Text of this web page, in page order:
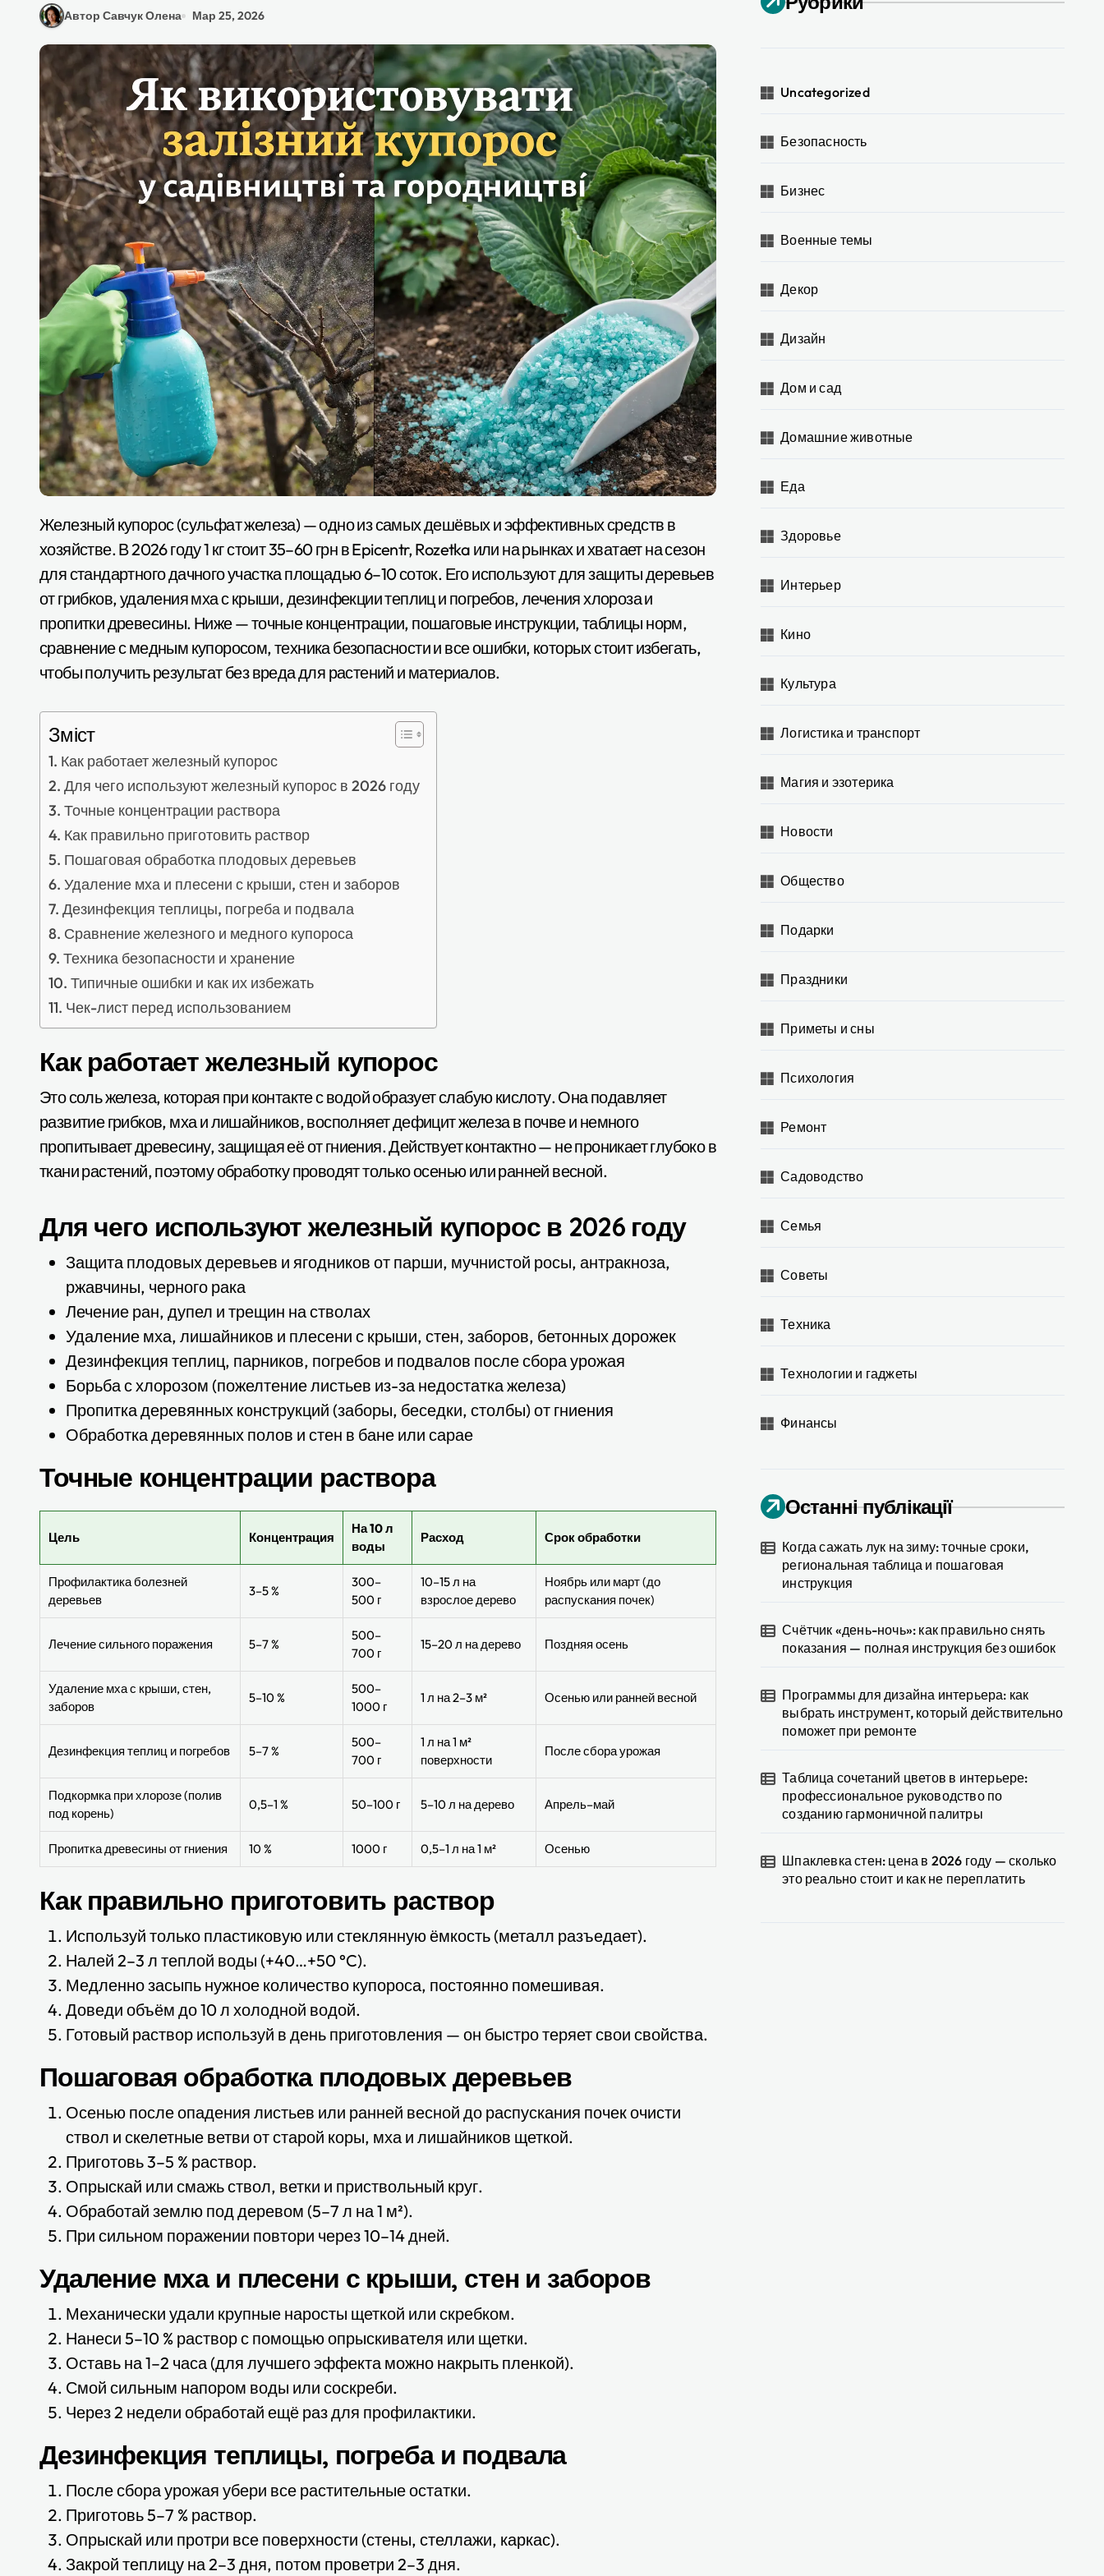
Автор Савчук Олена Мар 25, 2026
Железный купорос (сульфат железа) — одно из самых дешёвых и эффективных средств в
хозяйстве. В 2026 году 1 кг стоит 35–60 грн в Epicentr, Rozetka или на рынках и хватает на сезон
для стандартного дачного участка площадью 6–10 соток. Его используют для защиты деревьев
от грибков, удаления мха с крыши, дезинфекции теплиц и погребов, лечения хлороза и
пропитки древесины. Ниже — точные концентрации, пошаговые инструкции, таблицы норм,
сравнение с медным купоросом, техника безопасности и все ошибки, которых стоит избегать,
чтобы получить результат без вреда для растений и материалов.
Зміст
Как работает железный купорос
Для чего используют железный купорос в 2026 году
Точные концентрации раствора
Как правильно приготовить раствор
Пошаговая обработка плодовых деревьев
Удаление мха и плесени с крыши, стен и заборов
Дезинфекция теплицы, погреба и подвала
Сравнение железного и медного купороса
Техника безопасности и хранение
Типичные ошибки и как их избежать
Чек-лист перед использованием
Как работает железный купорос
Это соль железа, которая при контакте с водой образует слабую кислоту. Она подавляет
развитие грибков, мха и лишайников, восполняет дефицит железа в почве и немного
пропитывает древесину, защищая её от гниения. Действует контактно — не проникает глубоко в
ткани растений, поэтому обработку проводят только осенью или ранней весной.
Для чего используют железный купорос в 2026 году
Защита плодовых деревьев и ягодников от парши, мучнистой росы, антракноза,
ржавчины, черного рака
Лечение ран, дупел и трещин на стволах
Удаление мха, лишайников и плесени с крыши, стен, заборов, бетонных дорожек
Дезинфекция теплиц, парников, погребов и подвалов после сбора урожая
Борьба с хлорозом (пожелтение листьев из-за недостатка железа)
Пропитка деревянных конструкций (заборы, беседки, столбы) от гниения
Обработка деревянных полов и стен в бане или сарае
Точные концентрации раствора
Цель Концентрация
На 10 л
воды
Расход Срок обработки
Профилактика болезней
деревьев
3–5 %
300–
500 г
10–15 л на
взрослое дерево
Ноябрь или март (до
распускания почек)
Лечение сильного поражения 5–7 %
500–
700 г
15–20 л на дерево Поздняя осень
Удаление мха с крыши, стен,
заборов
5–10 %
500–
1000 г
1 л на 2–3 м² Осенью или ранней весной
Дезинфекция теплиц и погребов 5–7 %
500–
700 г
1 л на 1 м²
поверхности
После сбора урожая
Подкормка при хлорозе (полив
под корень)
0,5–1 % 50–100 г 5–10 л на дерево Апрель–май
Пропитка древесины от гниения 10 % 1000 г 0,5–1 л на 1 м² Осенью
Как правильно приготовить раствор
Используй только пластиковую или стеклянную ёмкость (металл разъедает).
Налей 2–3 л теплой воды (+40…+50 °C).
Медленно засыпь нужное количество купороса, постоянно помешивая.
Доведи объём до 10 л холодной водой.
Готовый раствор используй в день приготовления — он быстро теряет свои свойства.
Пошаговая обработка плодовых деревьев
Осенью после опадения листьев или ранней весной до распускания почек очисти
ствол и скелетные ветви от старой коры, мха и лишайников щеткой.
Приготовь 3–5 % раствор.
Опрыскай или смажь ствол, ветки и приствольный круг.
Обработай землю под деревом (5–7 л на 1 м²).
При сильном поражении повтори через 10–14 дней.
Удаление мха и плесени с крыши, стен и заборов
Механически удали крупные наросты щеткой или скребком.
Нанеси 5–10 % раствор с помощью опрыскивателя или щетки.
Оставь на 1–2 часа (для лучшего эффекта можно накрыть пленкой).
Смой сильным напором воды или соскреби.
Через 2 недели обработай ещё раз для профилактики.
Дезинфекция теплицы, погреба и подвала
После сбора урожая убери все растительные остатки.
Приготовь 5–7 % раствор.
Опрыскай или протри все поверхности (стены, стеллажи, каркас).
Закрой теплицу на 2–3 дня, потом проветри 2–3 дня.
Uncategorized
Безопасность
Бизнес
Военные темы
Декор
Дизайн
Дом и сад
Домашние животные
Еда
Здоровье
Интерьер
Кино
Культура
Логистика и транспорт
Магия и эзотерика
Новости
Общество
Подарки
Праздники
Приметы и сны
Психология
Ремонт
Садоводство
Семья
Советы
Техника
Технологии и гаджеты
Финансы
Останні публікації
Когда сажать лук на зиму: точные сроки,
региональная таблица и пошаговая
инструкция
Счётчик «день-ночь»: как правильно снять
показания — полная инструкция без ошибок
Программы для дизайна интерьера: как
выбрать инструмент, который действительно
поможет при ремонте
Таблица сочетаний цветов в интерьере:
профессиональное руководство по
созданию гармоничной палитры
Шпаклевка стен: цена в 2026 году — сколько
это реально стоит и как не переплатить